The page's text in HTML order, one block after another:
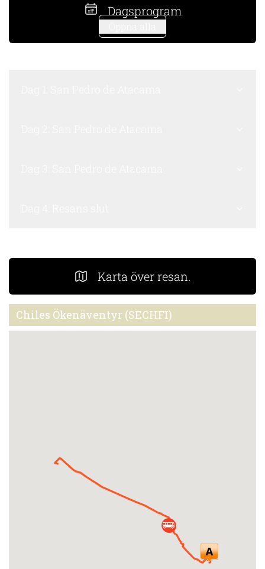
Dagsprogram
Karta över resan.